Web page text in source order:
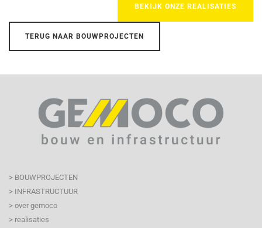
BEKIJK ONZE REALISATIES
TERUG NAAR BOUWPROJECTEN
> BOUWPROJECTEN
> INFRASTRUCTUUR
> over gemoco
> realisaties